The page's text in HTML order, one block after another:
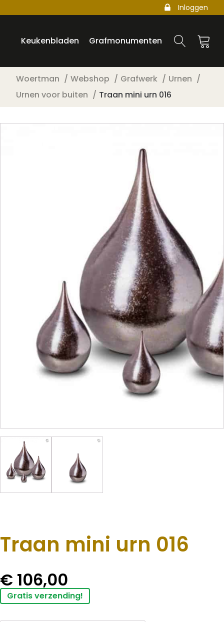
Inloggen
Keukenbladen Grafmonumenten
Woertman Webshop Grafwerk
Urnen
Urnen voor buiten
Traan mini urn 016
Traan mini urn 016
€ 106,00
Gratis verzending!